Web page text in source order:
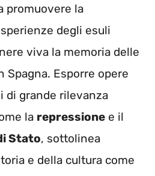
promuovere la
degli esuli
viva la memoria delle
Spagna. Esporre opere
di grande rilevanza
la repressione e il
Stato, sottolinea
e della cultura come